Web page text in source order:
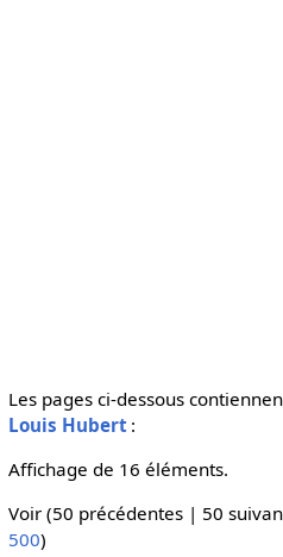
Les pages ci-dessous
Louis Hubert :
Affichage de 16 éléments.
Voir (50 précédentes| 50
500)